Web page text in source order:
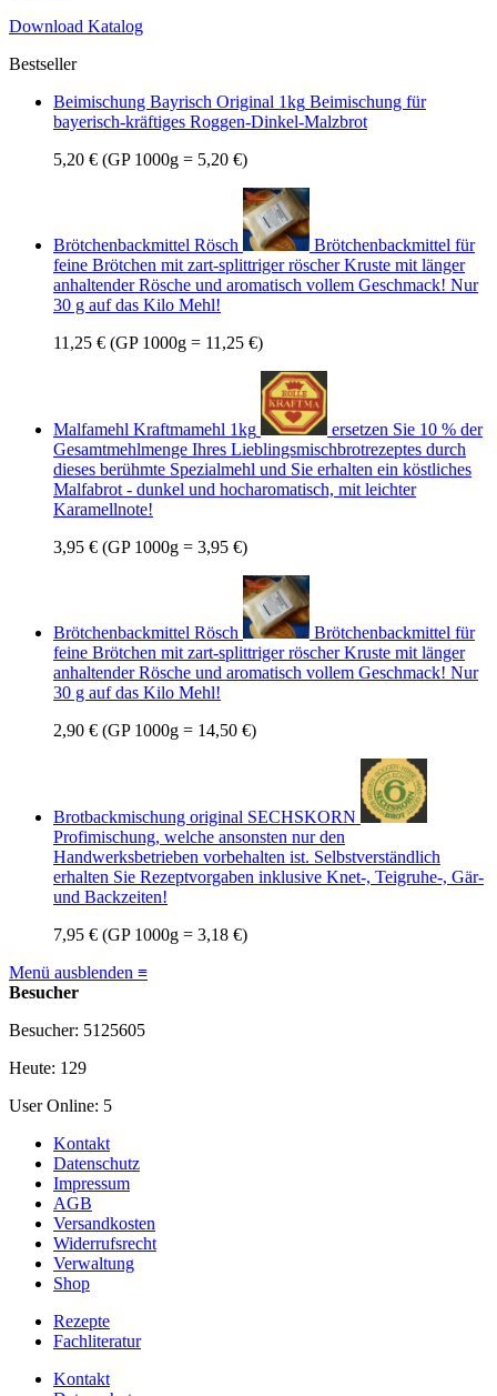
Download Katalog
Bestseller
Beimischung Bayrisch Original 1kg Beimischung für
bayerisch-kräftiges Roggen-Dinkel-Malzbrot
5,20 € (GP 1000g = 5,20 €)
Brötchenbackmittel Rösch
Brötchenbackmittel für
feine Brötchen mit zart-splittriger röscher Kruste mit länger
anhaltender Rösche und aromatisch vollem Geschmack! Nur
30 g auf das Kilo Mehl!
11,25 € (GP 1000g = 11,25 €)
Malfamehl Kraftmamehl 1kg
ersetzen Sie 10 % der
Gesamtmehlmenge Ihres Lieblingsmischbrotrezeptes durch
dieses berühmte Spezialmehl und Sie erhalten ein köstliches
Malfabrot - dunkel und hocharomatisch, mit leichter
Karamellnote!
3,95 € (GP 1000g = 3,95 €)
Brötchenbackmittel Rösch
Brötchenbackmittel für
feine Brötchen mit zart-splittriger röscher Kruste mit länger
anhaltender Rösche und aromatisch vollem Geschmack! Nur
30 g auf das Kilo Mehl!
2,90 € (GP 1000g = 14,50 €)
Brotbackmischung original SECHSKORN
Profimischung, welche ansonsten nur den
Handwerksbetrieben vorbehalten ist. Selbstverständlich
erhalten Sie Rezeptvorgaben inklusive Knet-, Teigruhe-, Gär-
und Backzeiten!
7,95 € (GP 1000g = 3,18 €)
Menü ausblenden ≡
Besucher
Besucher: 5125605
Heute: 129
User Online: 5
Kontakt
Datenschutz
Impressum
AGB
Versandkosten
Widerrufsrecht
Verwaltung
Shop
Rezepte
Fachliteratur
Kontakt